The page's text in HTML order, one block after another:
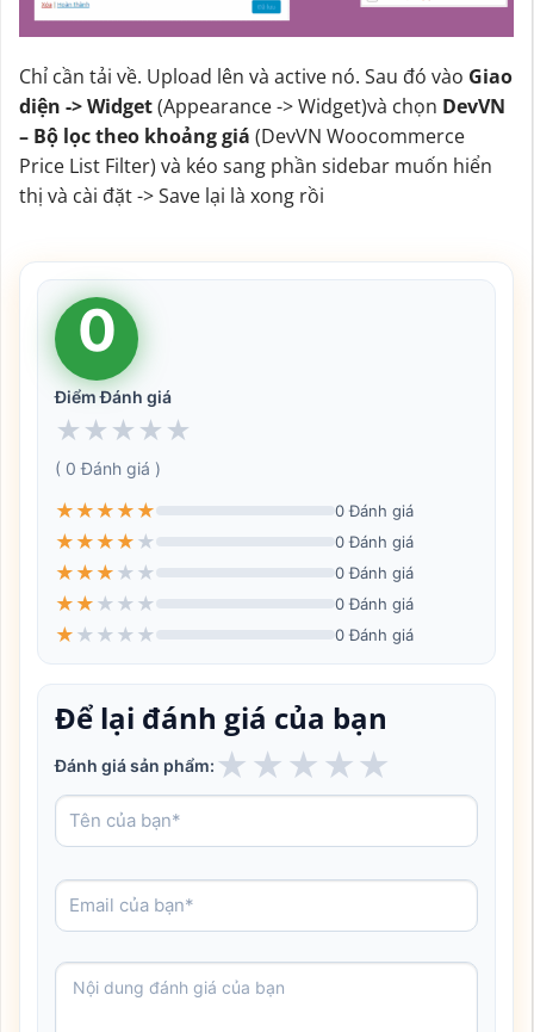
Chỉ cần tải về. Upload lên và active nó. Sau đó vào Giao
diện -> Widget(Appearance -> Widget)và chọn DevVN
– Bộ lọc theo khoảng giá (DevVN Woocommerce
Price List Filter) và kéo sang phần sidebar muốn hiển
thị và cài đặt -> Save lại là xong rồi
0
Điểm Đánh giá
★ ★ ★ ★ ★
( 0 Đánh giá )
★ ★ ★ ★ ★ 0 Đánh giá
★ ★ ★ ★ ★ 0 Đánh giá
★ ★ ★ ★ ★ 0 Đánh giá
★ ★ ★ ★ ★ 0 Đánh giá
★ ★ ★ ★ ★ 0 Đánh giá
Để lại đánh giá của bạn
Đánh giá sản phẩm: ★ ★ ★ ★★